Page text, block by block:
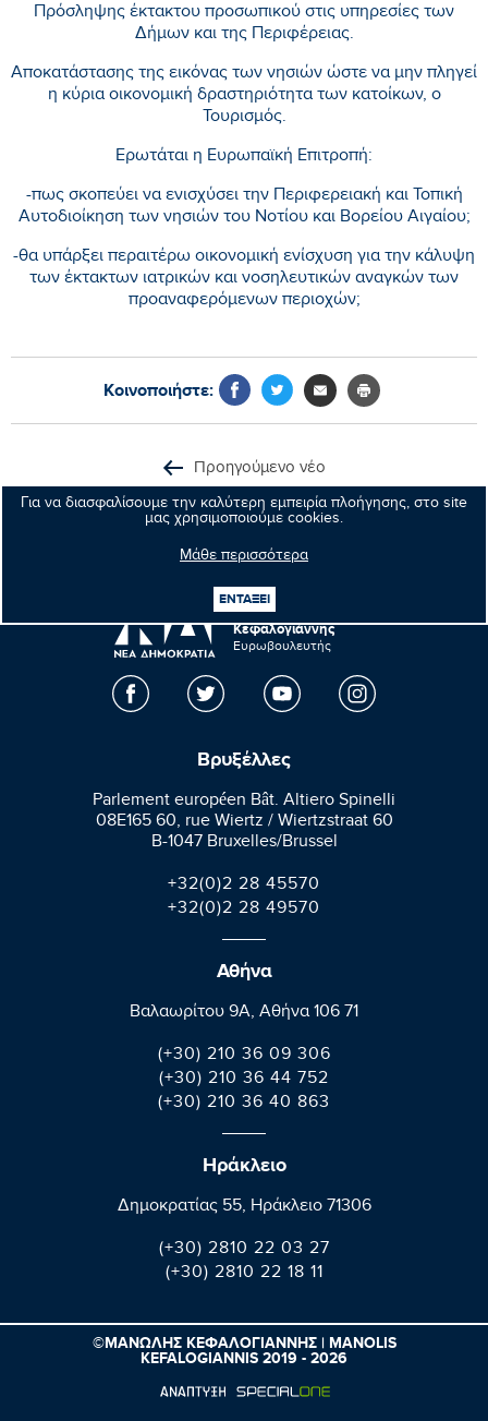
Για να διασφαλίσουμε την καλύτερη εμπειρία πλοήγησης, στο site
μας χρησιμοποιούμε cookies.
Μάθε περισσότερα
ΕΝΤΑΞΕΙ
Πρόσληψης έκτακτου προσωπικού στις υπηρεσίες των
Δήμων και της Περιφέρειας.
Αποκατάστασης της εικόνας των νησιών ώστε να μην πληγεί
η κύρια οικονομική δραστηριότητα των κατοίκων, ο
Τουρισμός.
Ερωτάται η Ευρωπαϊκή Επιτροπή:
-πως σκοπεύει να ενισχύσει την Περιφερειακή και Τοπική
Αυτοδιοίκηση των νησιών του Νοτίου και Βορείου Αιγαίου;
-θα υπάρξει περαιτέρω οικονομική ενίσχυση για την κάλυψη
των έκτακτων ιατρικών και νοσηλευτικών αναγκών των
προαναφερόμενων περιοχών;
Κοινοποιήστε:
Προηγούμενο νέο
Επόμενο νέο
Μανώλης
Κεφαλογιάννης
Ευρωβουλευτής
Βρυξέλλες
Parlement européen Bât. Altiero Spinelli
08E165 60, rue Wiertz / Wiertzstraat 60
B-1047 Bruxelles/Brussel
+32(0)2 28 45570
+32(0)2 28 49570
Αθήνα
Βαλαωρίτου 9A, Aθήνα 106 71
(+30) 210 36 09 306
(+30) 210 36 44 752
(+30) 210 36 40 863
Ηράκλειο
Δημοκρατίας 55, Ηράκλειο 71306
(+30) 2810 22 03 27
(+30) 2810 22 18 11
©ΜΑΝΩΛΗΣ ΚΕΦΑΛΟΓΙΑΝΝΗΣ | MANOLIS
KEFALOGIANNIS 2019 - 2026